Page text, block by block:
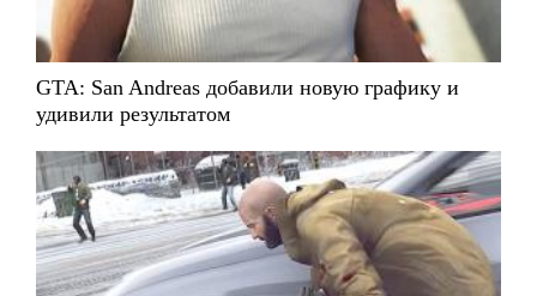
GTA: San Andreas добавили новую графику и
удивили результатом